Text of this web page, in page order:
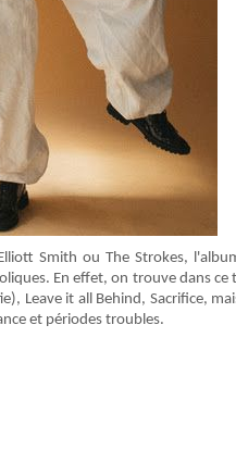
Smith ou The Strokes,
En effet, on trouve dans ce
Leave it all Behind, Sacrifice,
et périodes troubles.